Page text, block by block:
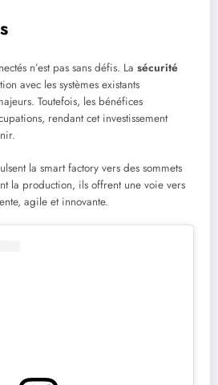
n’est pas sans défis. La sécurité
avec les systèmes existants
Toutefois, les bénéfices
rendant cet investissement
la smart factory vers des sommets
la production, ils offrent une voie vers
agile et innovante.